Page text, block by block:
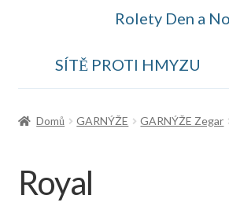
OBCHODNÍ PODMÍNKY
Kontakt
Rolety Den a
SÍTĚ PROTI HMYZU
Domů GARNÝŽE GARNÝŽE Zegar
Royal